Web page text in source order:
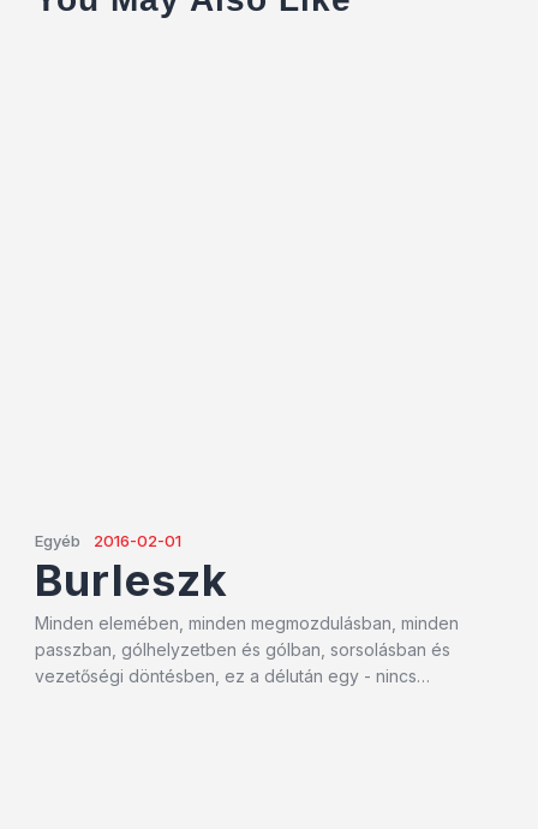
Egyéb 2016-02-01
Burleszk
Minden elemében, minden megmozdulásban, minden
passzban, gólhelyzetben és gólban, sorsolásban és
vezetőségi döntésben, ez a délután egy - nincs…